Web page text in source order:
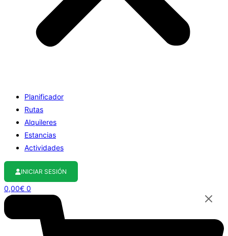
Planificador
Rutas
Alquileres
Estancias
Actividades
INICIAR SESIÓN
0,00€ 0